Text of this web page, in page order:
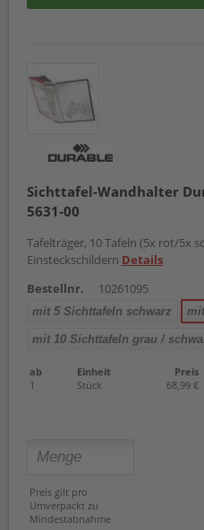
Sichttafel-Wandhalter
5631-00
Tafelträger, 10 Tafeln (5x rot/5x
Einsteckschildern Details
Bestellnr.
10261095
mit 5 Sichttafeln schwarz
mit 10 Sichttafeln grau /
ab Einheit
Preis
1
Stück 68,99 €
Preis gilt pro
Umverpackt zu
Mindestabnahme